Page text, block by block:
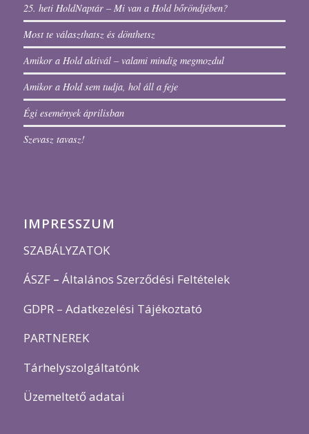
25. heti HoldNaptár – Mi van a Hold bőröndjében?
Most te választhatsz és dönthetsz
Amikor a Hold aktivál – valami mindig megmozdul
Amikor a Hold sem tudja, hol áll a feje
Égi események áprilisban
Szevasz tavasz!
IMPRESSZUM
SZABÁLYZATOK
ÁSZF– Általános Szerződési Feltételek
GDPR – Adatkezelési Tájékoztató
PARTNEREK
Tárhelyszolgáltatónk
Üzemeltető adatai